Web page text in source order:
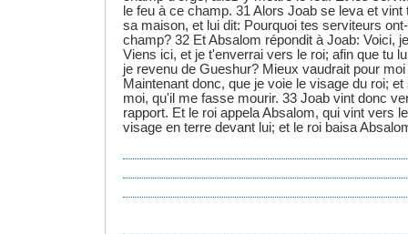
le feu à ce champ. 31 Alors Joab se leva et
sa maison, et lui dit: Pourquoi tes serviteurs
champ? 32 Et Absalom répondit à Joab: Voici,
Viens ici, et je t'enverrai vers le roi; afin que tu
je revenu de Gueshur? Mieux vaudrait pour
Maintenant donc, que je voie le visage du roi;
moi, qu'il me fasse mourir. 33 Joab vint donc
rapport. Et le roi appela Absalom, qui vint vers
visage en terre devant lui; et le roi baisa